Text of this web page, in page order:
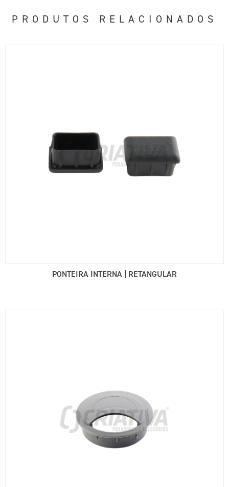
PRODUTOS RELACIONADOS
PONTEIRA INTERNA | RETANGULAR